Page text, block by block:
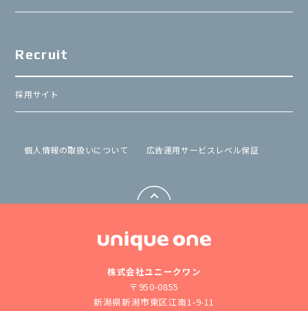
Recruit
採用サイト
個⼈情報の取扱いについて 広告運用サービスレベル保証
株式会社ユニークワン
〒950-0855
新潟県新潟市東区江南1-9-11